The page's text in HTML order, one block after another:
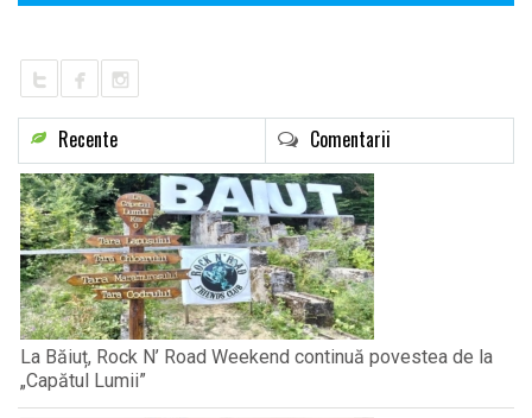
Recente Comentarii
La Băiuț, Rock N’ Road Weekend continuă povestea de la
„Capătul Lumii”